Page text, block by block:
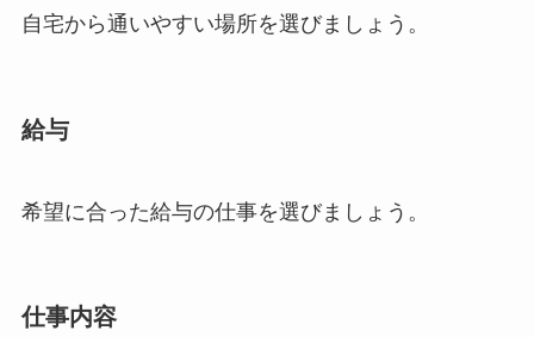
自宅から通いやすい場所を選びましょう。
給与
希望に合った給与の仕事を選びましょう。
仕事内容